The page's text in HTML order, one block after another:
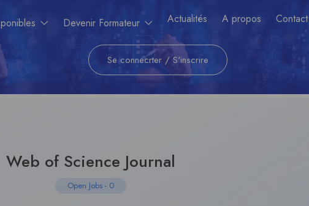
Devenir Formateur Actualités A propos Contact
Se connecrter / S'inscrire
Web of Science Journal
Open Jobs - 0